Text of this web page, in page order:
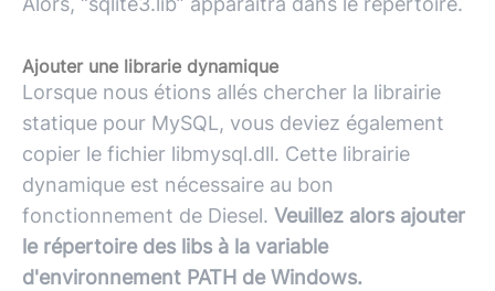
Ajouter une librarie dynamique
Lorsque nous étions allés chercher la librairie
statique pour MySQL, vous deviez également
copier le fichier libmysql.dll. Cette librairie
dynamique est nécessaire au bon
fonctionnement de Diesel. Veuillez alors ajouter
le répertoire des libs à la variable
d'environnement PATH de Windows.